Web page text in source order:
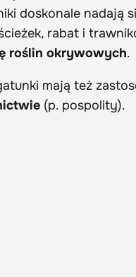
doskonale nadają
rabat i
roślin okrywowych.
mają też
(p. pospolity).